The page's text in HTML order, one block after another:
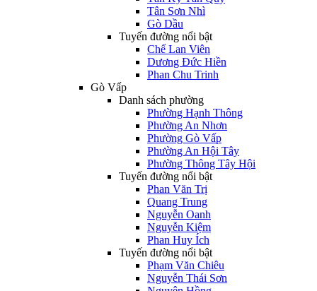
Tân Sơn Nhì
Gò Dầu
Tuyến đường nổi bật
Chế Lan Viên
Dương Đức Hiền
Phan Chu Trinh
Gò Vấp
Danh sách phường
Phường Hạnh Thông
Phường An Nhơn
Phường Gò Vấp
Phường An Hội Tây
Phường Thông Tây Hội
Tuyến đường nổi bật
Phan Văn Trị
Quang Trung
Nguyễn Oanh
Nguyễn Kiệm
Phan Huy Ích
Tuyến đường nổi bật
Phạm Văn Chiêu
Nguyễn Thái Sơn